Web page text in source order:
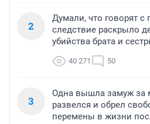
2
Думали, что говорят
следствие раскрыло
убийства брата и
40 271 50
3
Одна вышла замуж за
развелся и обрел
перемены в жизни